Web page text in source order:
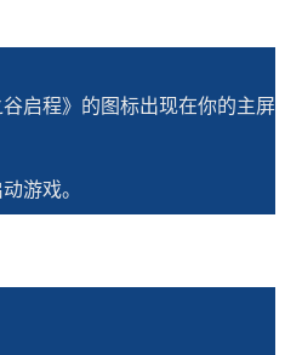
启程》的图标出现在你的主屏
游戏。